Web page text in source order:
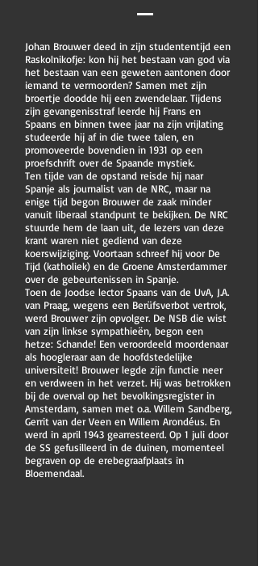
Johan Brouwer deed in zijn studententijd een
Raskolnikofje: kon hij het bestaan van god via
het bestaan van een geweten aantonen door
iemand te vermoorden? Samen met zijn
broertje doodde hij een zwendelaar. Tijdens
zijn gevangenisstraf leerde hij Frans en
Spaans en binnen twee jaar na zijn vrijlating
studeerde hij af in die twee talen, en
promoveerde bovendien in 1931 op een
proefschrift over de Spaande mystiek.
Ten tijde van de opstand reisde hij naar
Spanje als journalist van de NRC, maar na
enige tijd begon Brouwer de zaak minder
vanuit liberaal standpunt te bekijken. De NRC
stuurde hem de laan uit, de lezers van deze
krant waren niet gediend van deze
koerswijziging. Voortaan schreef hij voor De
Tijd (katholiek) en de Groene Amsterdammer
over de gebeurtenissen in Spanje.
Toen de Joodse lector Spaans van de UvA, J.A.
van Praag, wegens een Berüfsverbot vertrok,
werd Brouwer zijn opvolger. De NSB die wist
van zijn linkse sympathieën, begon een
hetze: Schande! Een veroordeeld moordenaar
als hoogleraar aan de hoofdstedelijke
universiteit! Brouwer legde zijn functie neer
en verdween in het verzet. Hij was betrokken
bij de overval op het bevolkingsregister in
Amsterdam, samen met o.a. Willem Sandberg,
Gerrit van der Veen en Willem Arondéus. En
werd in april 1943 gearresteerd. Op 1 juli door
de SS gefusilleerd in de duinen, momenteel
begraven op de erebegraafplaats in
Bloemendaal.